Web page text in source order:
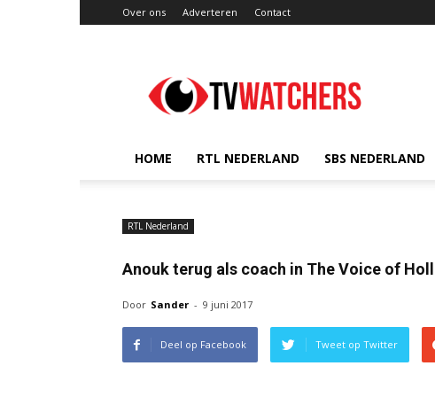
Over ons Adverteren Contact
HOME RTL NEDERLAND SBS NEDERLAND
RTL Nederland
Anouk terug als coach in The Voice of
Door Sander - 9 juni 2017
Deel op Facebook Tweet op Twitter